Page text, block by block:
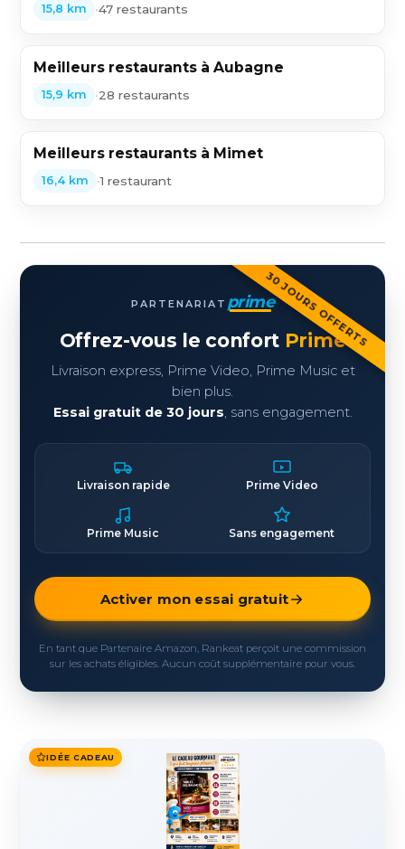
15,8 km •47 restaurants
Meilleurs restaurants à Aubagne
15,9 km •28 restaurants
Meilleurs restaurants à Mimet
16,4 km •1 restaurant
30 JOURS OFFERTS
PARTENARIAT prime
Offrez-vous le confort Prime
Livraison express, Prime Video, Prime Music et
bien plus.
Essai gratuit de 30 jours, sans engagement.
Livraison rapide Prime Video
Prime Music Sans engagement
Activer mon essai gratuit
En tant que Partenaire Amazon, Rankeat perçoit une commission
sur les achats éligibles. Aucun coût supplémentaire pour vous.
IDÉE CADEAU